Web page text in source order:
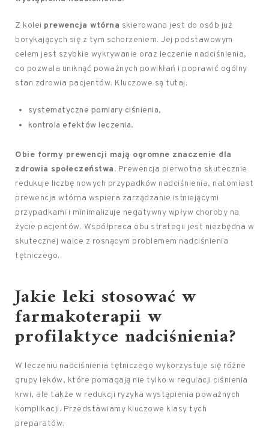
Z kolei prewencja wtórna skierowana jest do osób już
borykających się z tym schorzeniem. Jej podstawowym
celem jest szybkie wykrywanie oraz leczenie nadciśnienia,
co pozwala uniknąć poważnych powikłań i poprawić ogólny
stan zdrowia pacjentów. Kluczowe są tutaj:
systematyczne pomiary ciśnienia,
kontrola efektów leczenia.
Obie formy prewencji mają ogromne znaczenie dla
zdrowia społeczeństwa. Prewencja pierwotna skutecznie
redukuje liczbę nowych przypadków nadciśnienia, natomiast
prewencja wtórna wspiera zarządzanie istniejącymi
przypadkami i minimalizuje negatywny wpływ choroby na
życie pacjentów. Współpraca obu strategii jest niezbędna w
skutecznej walce z rosnącym problemem nadciśnienia
tętniczego.
Jakie leki stosować w
farmakoterapii w
profilaktyce nadciśnienia?
W leczeniu nadciśnienia tętniczego wykorzystuje się różne
grupy leków, które pomagają nie tylko w regulacji ciśnienia
krwi, ale także w redukcji ryzyka wystąpienia poważnych
komplikacji. Przedstawiamy kluczowe klasy tych
preparatów: